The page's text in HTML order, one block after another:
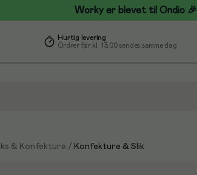
Worky er blevet til Ondio 🎉
Hurtig levering
Ordrer før kl. 13.00 sendes samme dag
& Konfekture / Konfekture & Slik